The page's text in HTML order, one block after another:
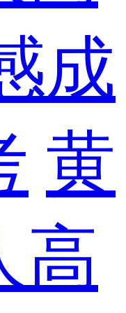
成
黄
高